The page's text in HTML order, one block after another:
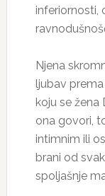
inferiornosti,
Njena
ljubav
koju se
ona govori,
intimnim ili
brani od
spoljašnje